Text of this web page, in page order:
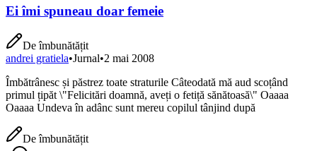
Ei îmi spuneau doar femeie
De îmbunătățit
andrei gratiela•Jurnal•2 mai 2008
Îmbătrânesc și păstrez toate straturile Câteodată mă aud scoțând
primul țipăt \"Felicitări doamnă, aveți o fetiță sănătoasă\" Oaaaa
Oaaaa Undeva în adânc sunt mereu copilul tânjind după
De îmbunătățit